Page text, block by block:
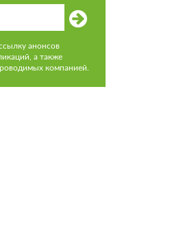
анонсов
а также
компанией.